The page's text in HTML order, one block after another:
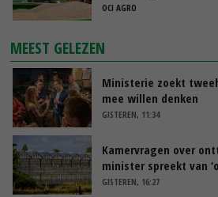
OCI AGRO
MEEST GELEZEN
Ministerie zoekt
mee willen denken
GISTEREN, 11:34
Kamervragen over
minister spreekt van
GISTEREN, 16:27